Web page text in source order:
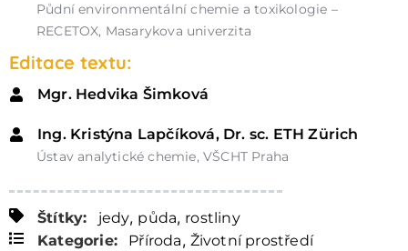
Půdní environmentální chemie a toxikologie –
RECETOX, Masarykova univerzita
Editace textu:
Mgr. Hedvika Šimková
Ing. Kristýna Lapčíková, Dr. sc. ETH Zürich
Ústav analytické chemie, VŠCHT Praha
Štítky: jedy, půda, rostliny
Kategorie:
Příroda, Životní prostředí